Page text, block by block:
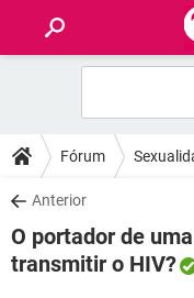
FÓRUM
SAÚDE
FAMÍLIA
Fórum
Anterior
O portador de
transmitir o HIV?